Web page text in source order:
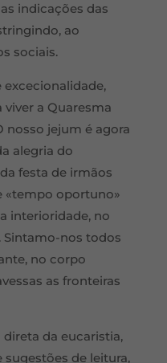
indicações das
ao
sociais.
a Quaresma
nosso jejum é agora
alegria do
festa de irmãos
«tempo oportuno»
interioridade, no
Sintamo-nos todos
no corpo
as fronteiras
da eucaristia,
de leitura,